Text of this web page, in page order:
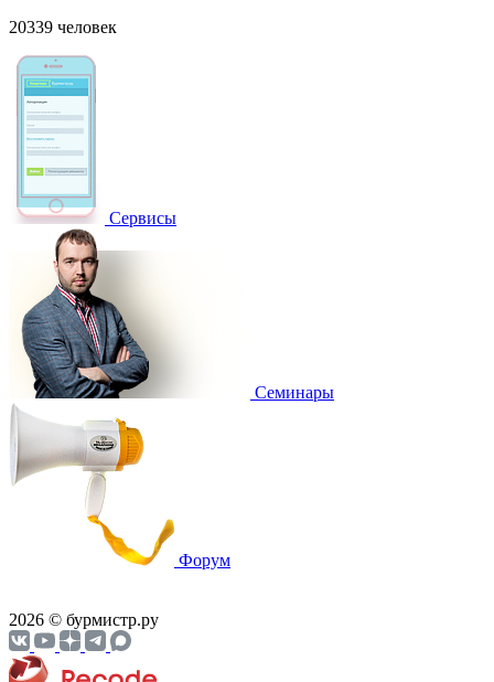
20339 человек
Сервисы
Семинары
Форум
2026 © бурмистр.ру